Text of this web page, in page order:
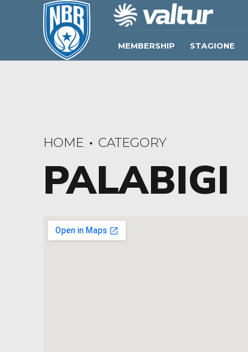
MEMBERSHIP STAGIONE
HOME CATEGORY
PALABIGI